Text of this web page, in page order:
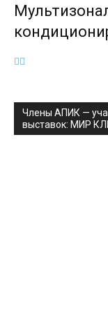
Члены АПИК —
выставок: МИР